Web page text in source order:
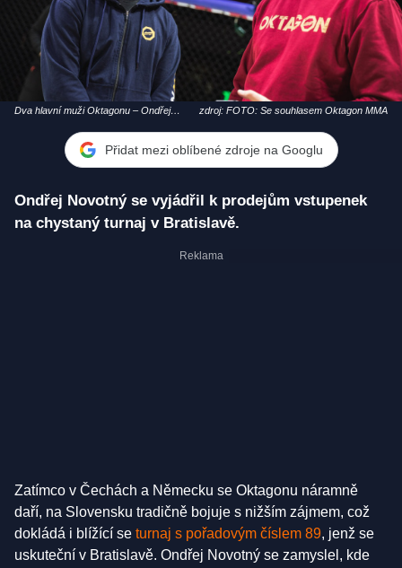
Dva hlavní muži Oktagonu – Ondřej
zdroj: FOTO: Se souhlasem Oktagon MMA
Přidat mezi oblíbené zdroje na Googlu
Ondřej Novotný se vyjádřil k prodejům vstupenek
na chystaný turnaj v Bratislavě.
Zatímco v Čechách a Německu se Oktagonu náramně
daří, na Slovensku tradičně bojuje s nižším zájmem, což
dokládá i blížící se turnaj s pořadovým číslem 89, jenž se
uskuteční v Bratislavě. Ondřej Novotný se zamyslel, kde